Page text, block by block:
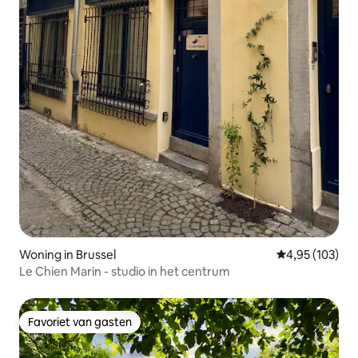
Woning in Brussel Gemiddelde
4,95 (103)
Le Chien Marin - studio in het centrum
Favoriet van gasten
Favoriet van gasten